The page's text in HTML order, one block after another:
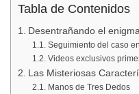
Tabla de Contenidos
Desentrañando el
Seguimiento del caso
Videos exclusivos
Las Misteriosas
Manos de Tres Dedos